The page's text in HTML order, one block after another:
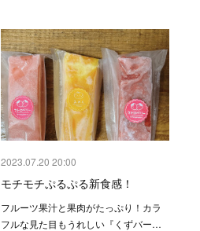
2023.07.20 20:00
モチモチぷるぷる新食感！
フルーツ果汁と果肉がたっぷり！カラ
フルな見た目もうれしい『くずバー…